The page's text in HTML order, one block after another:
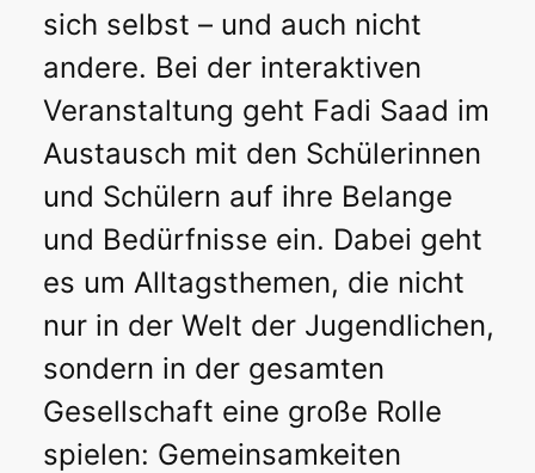
sich selbst – und auch nicht
andere. Bei der interaktiven
Veranstaltung geht Fadi Saad im
Austausch mit den Schülerinnen
und Schülern auf ihre Belange
und Bedürfnisse ein. Dabei geht
es um Alltagsthemen, die nicht
nur in der Welt der Jugendlichen,
sondern in der gesamten
Gesellschaft eine große Rolle
spielen: Gemeinsamkeiten